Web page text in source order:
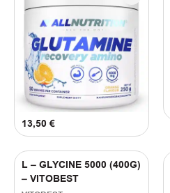
13,50 €
L – GLYCINE 5000 (400G)
– VITOBEST